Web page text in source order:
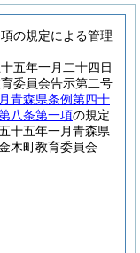
の規定による管理
五年一月二十四日
委員会告示第二号
青森県条例第四十
八条第一項の規定
十五年一月青森県
木町教育委員会